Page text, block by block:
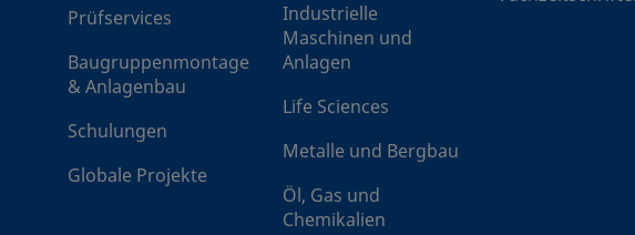
SS-6NBS6-G Edelstahl 316
Edelstahl 316
Prüfservices
Baugruppenmontage
& Anlagenbau
Schulungen
Globale Projekte
Industrielle
Maschinen und
Anlagen
Life Sciences
Metalle und Bergbau
Öl, Gas und
Chemikalien